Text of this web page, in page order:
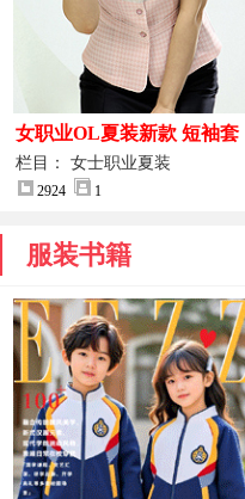
女职业OL夏装新款 短袖套
装女正装
栏目： 女士职业夏装
2924 1
服装书籍